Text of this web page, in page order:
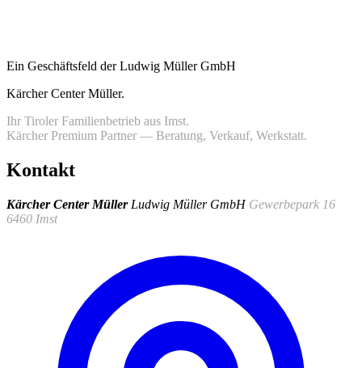
Ein Geschäftsfeld der Ludwig Müller GmbH
Kärcher Center Müller.
Ihr Tiroler Familienbetrieb aus Imst.
Kärcher Premium Partner — Beratung, Verkauf, Werkstatt.
Kontakt
Kärcher Center Müller Ludwig Müller GmbH Gewerbepark 16
6460 Imst